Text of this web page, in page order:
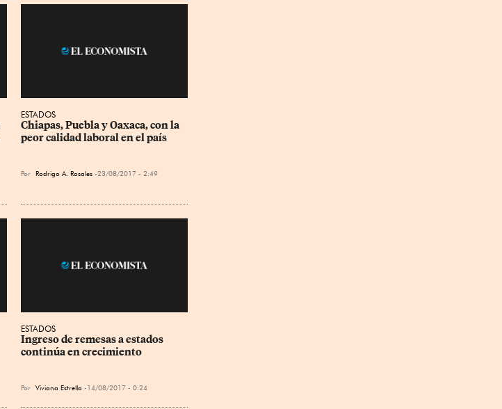
ESTADOS
Chiapas, Puebla y Oaxaca, con la
peor calidad laboral en el país
Por Rodrigo A. Rosales 23/08/2017 - 2:49
ESTADOS
Ingreso de remesas a estados
continúa en crecimiento
Por Viviana Estrella 14/08/2017 - 0:24